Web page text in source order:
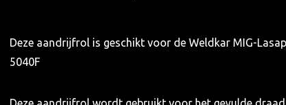
Deze aandrijfrol is geschikt voor de Weldkar MIG-
5040F